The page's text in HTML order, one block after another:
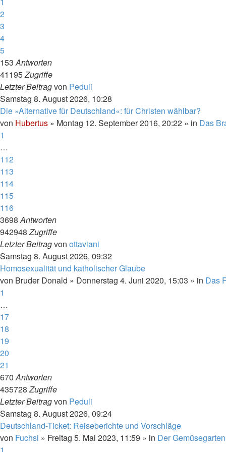
2
3
4
5
153Antworten
41195Zugriffe
Letzter Beitragvon Peduli
Samstag 8. August 2026, 10:28
Die »Alternative für Deutschland«: für Christen wählbar?
von Hubertus » Montag 12. September 2016, 20:22 » in Das
1
…
112
113
114
115
116
3698Antworten
942948Zugriffe
Letzter Beitragvon ottaviani
Samstag 8. August 2026, 09:32
Homosexualität und katholischer Glaube
von Bruder Donald » Donnerstag 4. Juni 2020, 15:03 » in Das
1
…
17
18
19
20
21
670Antworten
435728Zugriffe
Letzter Beitragvon Peduli
Samstag 8. August 2026, 09:24
Deutschland-Ticket: Reiseberichte und Vorschläge
von Fuchsi » Freitag 5. Mai 2023, 11:59 » in Der Gemüsegarten